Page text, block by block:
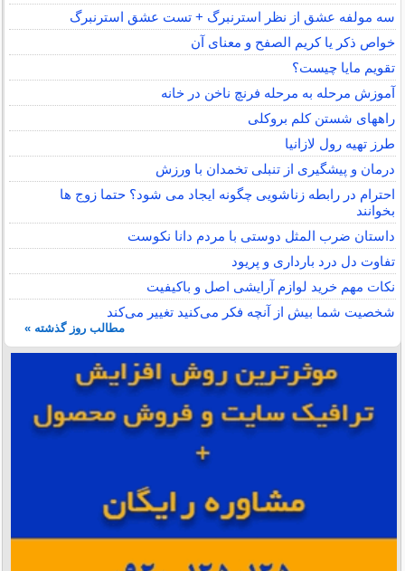
سه مولفه عشق از نظر استرنبرگ + تست عشق استرنبرگ
خواص ذکر یا کریم الصفح و معنای آن
تقویم مایا چیست؟
آموزش مرحله به مرحله فرنچ ناخن در خانه
راههای شستن کلم بروکلی
طرز تهیه رول لازانیا
درمان و پیشگیری از تنبلی تخمدان با ورزش
احترام در رابطه زناشویی چگونه ایجاد می شود؟ حتما زوج ها
بخوانند
داستان ضرب المثل دوستی با مردم دانا نكوست
تفاوت دل درد بارداری و پریود
نکات مهم خرید لوازم آرایشی اصل و باکیفیت
شخصیت شما بیش از آنچه فکر می‌کنید تغییر می‌کند
مطالب روز گذشته »